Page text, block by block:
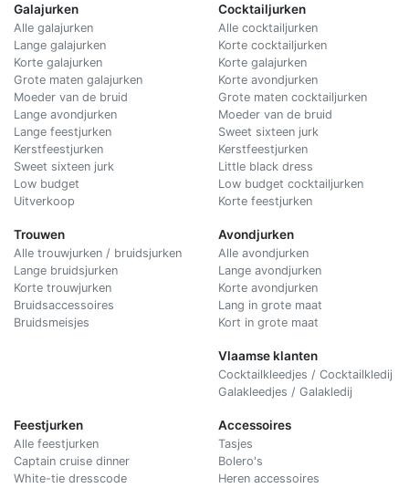
Galajurken
Alle galajurken
Lange galajurken
Korte galajurken
Grote maten galajurken
Moeder van de bruid
Lange avondjurken
Lange feestjurken
Kerstfeestjurken
Sweet sixteen jurk
Low budget
Uitverkoop
Trouwen
Alle trouwjurken / bruidsjurken
Lange bruidsjurken
Korte trouwjurken
Bruidsaccessoires
Bruidsmeisjes
Cocktailjurken
Alle cocktailjurken
Korte cocktailjurken
Korte galajurken
Korte avondjurken
Grote maten cocktailjurken
Moeder van de bruid
Sweet sixteen jurk
Kerstfeestjurken
Little black dress
Low budget cocktailjurken
Korte feestjurken
Avondjurken
Alle avondjurken
Lange avondjurken
Korte avondjurken
Lang in grote maat
Kort in grote maat
Vlaamse klanten
Cocktailkleedjes / Cocktailkledij
Galakleedjes / Galakledij
Feestjurken
Alle feestjurken
Captain cruise dinner
White-tie dresscode
Accessoires
Tasjes
Bolero's
Heren accessoires